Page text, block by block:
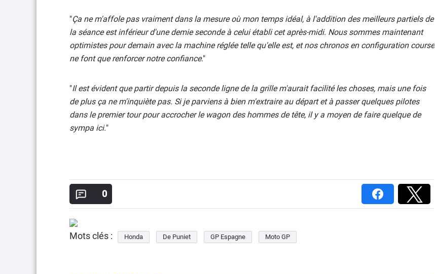
"Ça ne m'affole pas vraiment dans la mesure où mon temps idéal, à l'addition des meilleurs partiels de
la séance est inférieur d'une demie seconde à celui établi cet après-midi. Nous sommes maintenant
optimistes pour demain avec la machine réglée telle qu'elle est, et nos chronos en configuration course
ne font que renforcer notre confiance."
"Il est évident que partir depuis la seconde ligne de la grille m'aurait facilité les choses, mais une fois
de plus ça ne m'inquiète pas. Si je parviens à bien m'extraire au départ et à passer quelques pilotes
dans le premier tour pour accrocher le wagon des hommes de tête, il y a moyen de faire quelque de
sympa ici."
0
Mots clés : Honda De Puniet GP Espagne Moto GP